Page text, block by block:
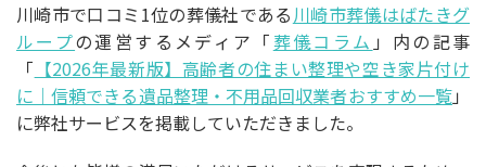
川崎市で口コミ 1位の葬儀社である川崎市葬儀はばたきグ
ループの運営するメディア「葬儀コラム 」内の記事
「 【2026年最新版】高齢者の住まい整理や空き家片付け
に｜信頼できる遺品整理・不用品回収業者おすすめ一覧」
に弊社サービスを掲載していただきました。